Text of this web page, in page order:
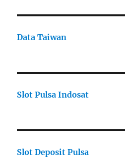
Data Taiwan
Slot Pulsa Indosat
Slot Deposit Pulsa